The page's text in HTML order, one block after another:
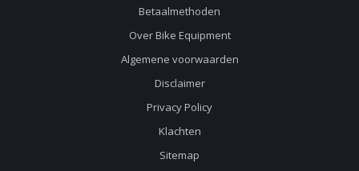
Betaalmethoden
Over Bike Equipment
Algemene voorwaarden
Disclaimer
Privacy Policy
Klachten
Sitemap